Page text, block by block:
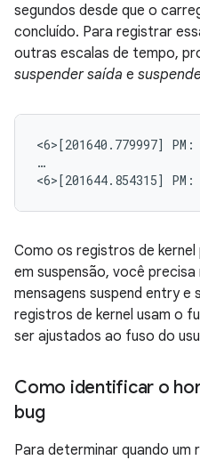
segundos desde que o
concluído. Para registrar
outras escalas de tempo,
suspender saída e
<6>[201640.779997]
…
<6>[201644.854315]
Como os registros de
em suspensão, você
mensagens suspend entry e
registros de kernel usam o
ser ajustados ao fuso do
Como identificar o
bug
Para determinar quando